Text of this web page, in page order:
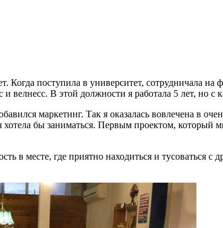
Когда поступила в университет, сотрудничала
велнесс. В этой должности я работала 5 лет, но с
маркетинг. Так я оказалась вовлечена в
хотела бы заниматься. Первым проектом,
в месте, где приятно находиться и